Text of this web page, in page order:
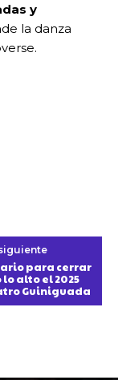
y
la danza
para cerrar
alto el 2025
Guiniguada